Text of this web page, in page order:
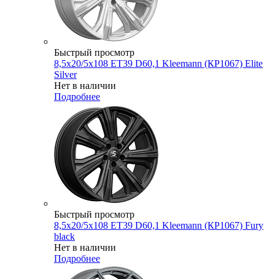
Быстрый просмотр
8,5x20/5x108 ET39 D60,1 Kleemann (КР1067) Elite
Silver
Нет в наличии
Подробнее
Быстрый просмотр
8,5x20/5x108 ET39 D60,1 Kleemann (КР1067) Fury
black
Нет в наличии
Подробнее